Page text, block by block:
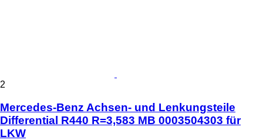
2
Mercedes-Benz Achsen- und Lenkungsteile
Differential R440 R=3,583 MB 0003504303 für
LKW